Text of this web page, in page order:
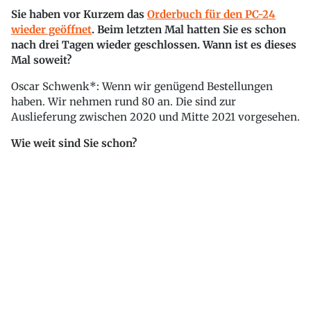
Sie haben vor Kurzem das Orderbuch für den PC-24
wieder geöffnet. Beim letzten Mal hatten Sie es schon
nach drei Tagen wieder geschlossen. Wann ist es dieses
Mal soweit?
Oscar Schwenk*: Wenn wir genügend Bestellungen
haben. Wir nehmen rund 80 an. Die sind zur
Auslieferung zwischen 2020 und Mitte 2021 vorgesehen.
Wie weit sind Sie schon?